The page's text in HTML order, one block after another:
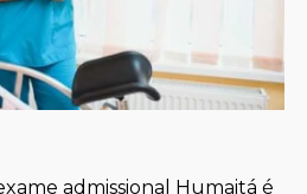
admissional Humaitá é